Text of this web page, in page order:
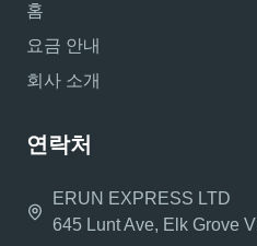
홈
요금 안내
회사 소개
연락처
ERUN EXPRESS LTD
645 Lunt Ave, Elk Grove